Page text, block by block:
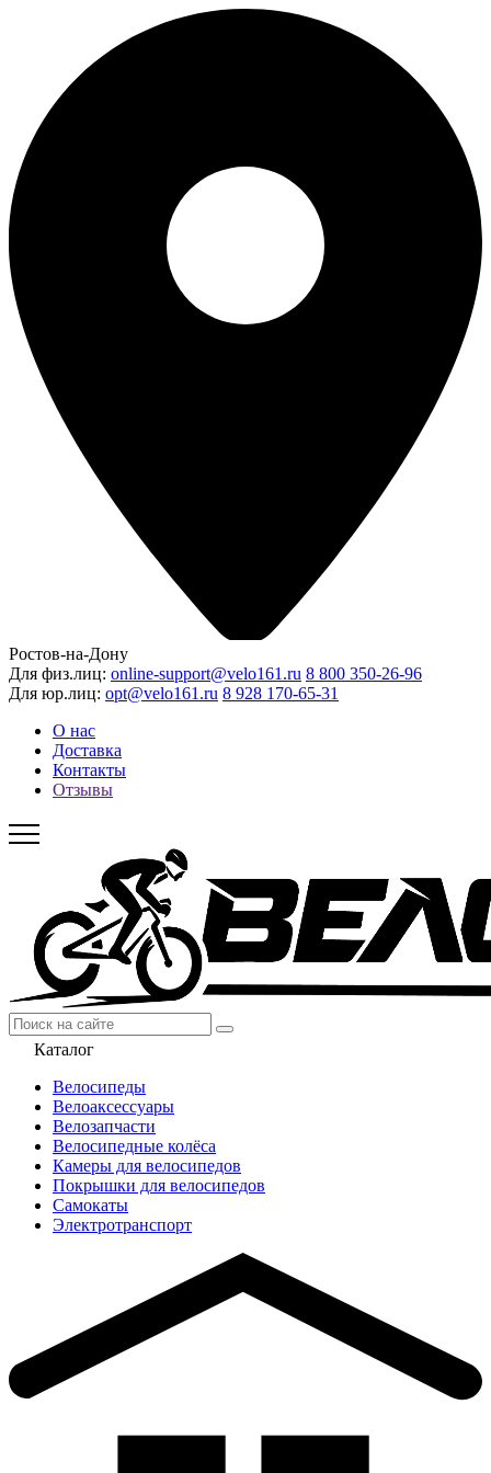
Ростов-на-Дону
Для физ.лиц: online-support@velo161.ru 8 800 350-26-96
Для юр.лиц: opt@velo161.ru 8 928 170-65-31
О нас
Доставка
Контакты
Отзывы
Каталог
Велосипеды
Велоаксессуары
Велозапчасти
Велосипедные колёса
Камеры для велосипедов
Покрышки для велосипедов
Самокаты
Электротранспорт